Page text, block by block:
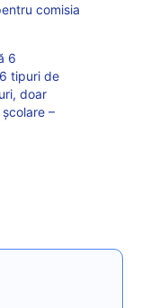
comisia
6
tipuri de
doar
–